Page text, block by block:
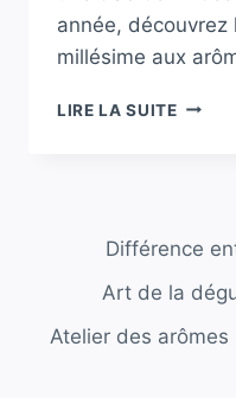
année, découvrez
millésime aux
LIRE LA SUITELE
LÀ
Différence
Art de la
Atelier des arômes